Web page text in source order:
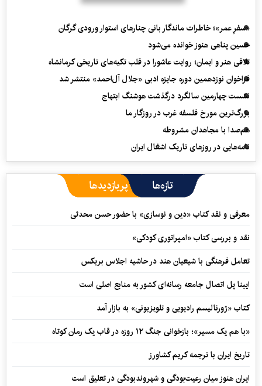
«سفرِ عمر»؛ خاطرات ماندگار بانی چنارهای استوار ورودی گرگان
حسین پناهی هنوز خوانده می‌شود
تلاقی هنر و ایمان؛ روایت عاشورا در قلب تکیه‌های تاریخی کرمانشاه
فراخوان نوزدهمین دوره جایزه ادبی «جلال آل‌احمد» منتشر شد
نشست چهارمین سالگرد درگذشت هوشنگ ابتهاج
بزرگ‌ترین مورخ فلسفه غرب در روزگار ما
هم‌صدا با مجاهدان مشروطه
نامه‌هایی در روزهای تاریک اشغال ایران
تازه‌ها پربازدیدها
معرفی و نقد کتاب «دین و نوسازی» با حضور حسن محدثی
نقد و بررسی کتاب «امپراتوری کودکی»
تعامل فرهنگی با شیعیان هند در حاشیه اجلاس بریکس
ایبنا پل اتصال جامعه رسانه‌ای کشور به منابع اصلی است
کتاب «ژورنالیسم رادیویی و تلویزیونی» به بازار آمد
«با هم یک مسیر»؛ بازخوانی جنگ ۱۲ روزه در قاب یک رمان کوتاه
تاریخ ایران با ترجمه کریم کشاورز
ایران هنوز میان رعیت‌بودگی و شهروندبودگی در تعلیق است